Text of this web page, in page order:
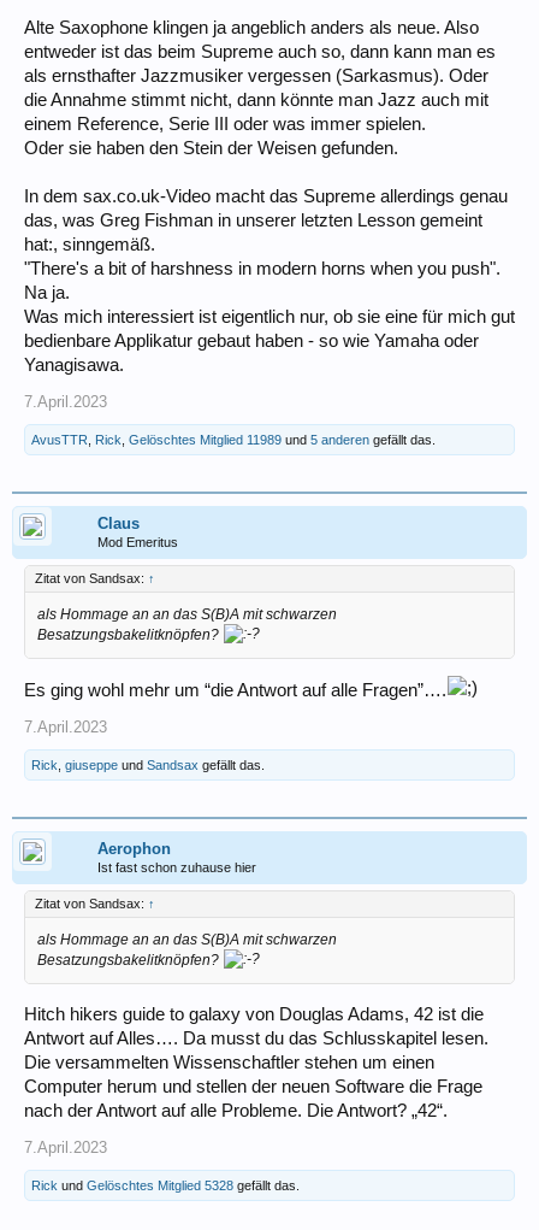
Alte Saxophone klingen ja angeblich anders als neue. Also
entweder ist das beim Supreme auch so, dann kann man es
als ernsthafter Jazzmusiker vergessen (Sarkasmus). Oder
die Annahme stimmt nicht, dann könnte man Jazz auch mit
einem Reference, Serie III oder was immer spielen.
Oder sie haben den Stein der Weisen gefunden.
In dem sax.co.uk-Video macht das Supreme allerdings genau
das, was Greg Fishman in unserer letzten Lesson gemeint
hat:, sinngemäß.
"There's a bit of harshness in modern horns when you push".
Na ja.
Was mich interessiert ist eigentlich nur, ob sie eine für mich gut
bedienbare Applikatur gebaut haben - so wie Yamaha oder
Yanagisawa.
7.April.2023
AvusTTR Rick Gelöschtes Mitglied 11989 und 5 anderen gefällt das.
Claus
Mod Emeritus
Zitat von Sandsax: ↑
als Hommage an an das S(B)A mit schwarzen
Besatzungsbakelitknöpfen?
Es ging wohl mehr um “die Antwort auf alle Fragen”….
7.April.2023
Rick giuseppe und Sandsax gefällt das.
Aerophon
Ist fast schon zuhause hier
Zitat von Sandsax: ↑
als Hommage an an das S(B)A mit schwarzen
Besatzungsbakelitknöpfen?
Hitch hikers guide to galaxy von Douglas Adams, 42 ist die
Antwort auf Alles…. Da musst du das Schlusskapitel lesen.
Die versammelten Wissenschaftler stehen um einen
Computer herum und stellen der neuen Software die Frage
nach der Antwort auf alle Probleme. Die Antwort? „42“.
7.April.2023
Rick und Gelöschtes Mitglied 5328 gefällt das.